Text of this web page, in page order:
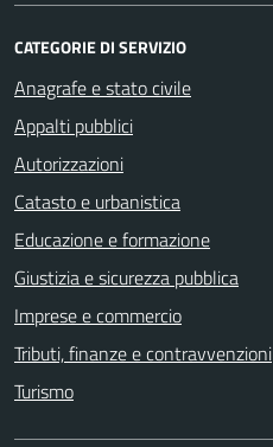
CATEGORIE DI SERVIZIO
Anagrafe e stato civile
Appalti pubblici
Autorizzazioni
Catasto e urbanistica
Educazione e formazione
Giustizia e sicurezza pubblica
Imprese e commercio
Tributi, finanze e contravvenzioni
Turismo